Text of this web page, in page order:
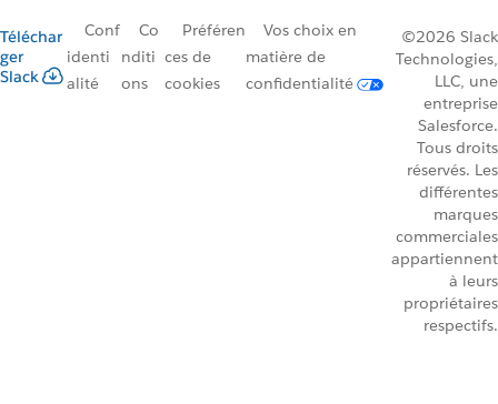
Téléchar
ger
Slack
Conf
identi
alité
Co
nditi
ons
Préféren
ces de
cookies
Vos choix en
matière de
confidentialité
©2026 Slack
Technologies,
LLC, une
entreprise
Salesforce.
Tous droits
réservés. Les
différentes
marques
commerciales
appartiennent
à leurs
propriétaires
respectifs.